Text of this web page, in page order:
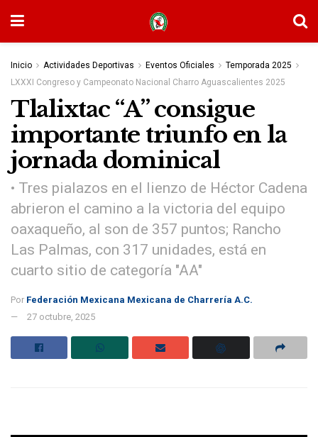
Inicio Actividades Deportivas Eventos Oficiales
Temporada 2025
LXXXI Congreso y Campeonato Nacional Charro Aguascalientes 2025
Tlalixtac “A” consigue
importante triunfo en la
jornada dominical
• Tres pialazos en el lienzo de Héctor Cadena
abrieron el camino a la victoria del equipo
oaxaqueño, al son de 357 puntos; Rancho
Las Palmas, con 317 unidades, está en
cuarto sitio de categoría "AA"
Por Federación Mexicana Mexicana de Charrería A.C.
27 octubre, 2025